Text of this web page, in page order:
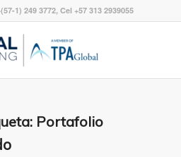
1) 249 3772, Cel +57 313 2939055
Portafolio